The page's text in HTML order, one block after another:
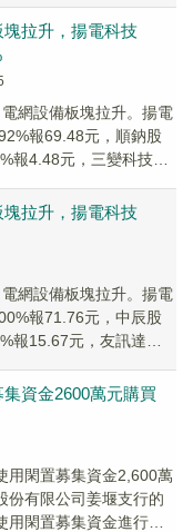
塊拉升，揚電科技
網設備板塊拉升。揚電
報69.48元，順鈉股
報4.48元，三變科技
塊拉升，揚電科技
網設備板塊拉升。揚電
報71.76元，中辰股
報15.67元，友訊達
資金2600萬元購買
用閑置募集資金2,600萬
份有限公司姜堰支行的
閑置募集資金進行銀